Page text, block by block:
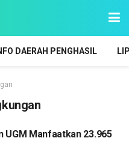
DAERAH PENGHASIL
UGM Manfaatkan 23.965